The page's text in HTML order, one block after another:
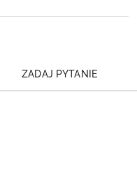
ZADAJ PYTANIE